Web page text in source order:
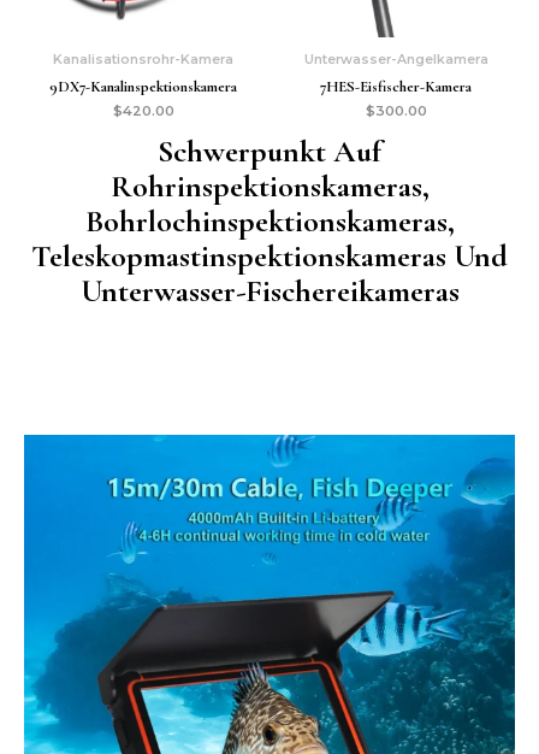
Kanalisationsrohr-Kamera
9DX7-Kanalinspektionskamera
$420.00
Unterwasser-Angelkamera
7HES-Eisfischer-Kamera
$300.00
Schwerpunkt Auf
Rohrinspektionskameras,
Bohrlochinspektionskameras,
Teleskopmastinspektionskameras Und
Unterwasser-Fischereikameras